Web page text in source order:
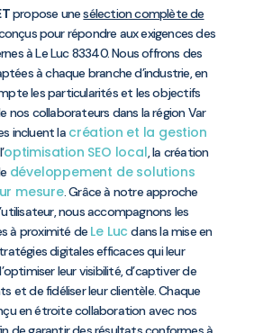
propose unesélection complète de
pour répondre aux exigences des
à Le Luc 83340. Nous offrons des
à chaque branche d’industrie, en
les particularités et les objectifs
nos collaborateurs dans la région Var
incluent la création et la gestion
optimisation SEO local, la création
développement de solutions
mesure. Grâce à notre approche
nous accompagnons les
à proximité de Le Luc dans la mise en
digitales efficaces qui leur
leur visibilité, d’captiver de
et de fidéliser leur clientèle. Chaque
en étroite collaboration avec nos